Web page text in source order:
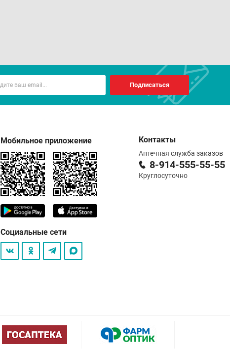
Подписаться
Мобильное приложение
Социальные сети
Контакты
Аптечная служба заказов
8-914-555-55-55
Круглосуточно